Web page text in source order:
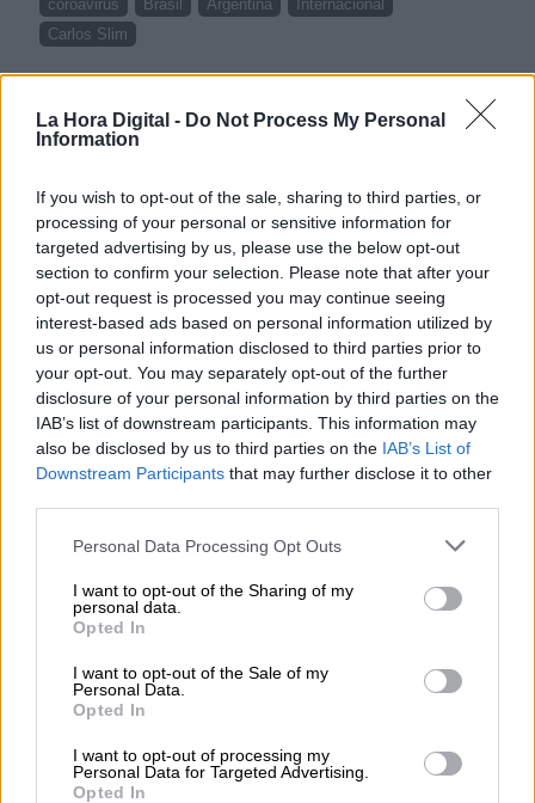
La Hora Digital - Do Not Process My Personal
Information
If you wish to opt-out of the sale, sharing to third parties, or
processing of your personal or sensitive information for
targeted advertising by us, please use the below opt-out
section to confirm your selection. Please note that after your
opt-out request is processed you may continue seeing
interest-based ads based on personal information utilized by
us or personal information disclosed to third parties prior to
your opt-out. You may separately opt-out of the further
disclosure of your personal information by third parties on the
IAB’s list of downstream participants. This information may
also be disclosed by us to third parties on the IAB’s List of
Downstream Participants that may further disclose it to other
Personal Data Processing Opt Outs
I want to opt-out of the Sharing of my
personal data.
Opted In
I want to opt-out of the Sale of my
Personal Data.
Opted In
I want to opt-out of processing my
Personal Data for Targeted Advertising.
Opted In
coroavirus Brasil Argentina
Internacional
Carlos Slim
Agozino: "Milei no llego a Roma
con las manos vacías"